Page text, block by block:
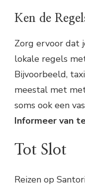
Ken de
Zorg ervoor dat
lokale regels
Bijvoorbeeld,
meestal met
soms ook een
Informeer van
Tot Slot
Reizen op